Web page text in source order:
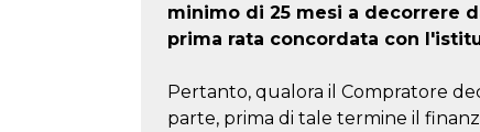
minimo di 25 mesi a decorrere
prima rata concordata con
Pertanto, qualora il Compratore
parte, prima di tale termine il